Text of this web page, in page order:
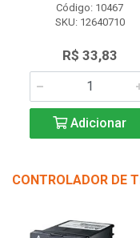
Código: 10467
SKU: 12640710
R$ 33,83
Adicionar
CONTROLADOR DE